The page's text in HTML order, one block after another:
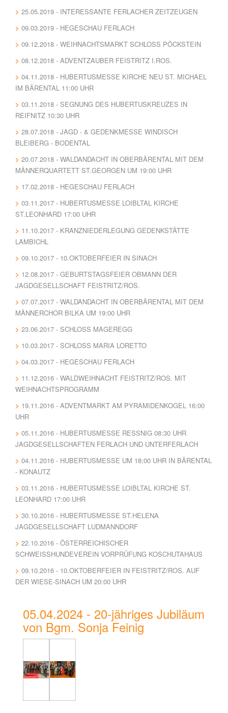
25.05.2019 - INTERESSANTE FERLACHER ZEITZEUGEN
09.03.2019 - HEGESCHAU FERLACH
09.12.2018 - WEIHNACHTSMARKT SCHLOSS PÖCKSTEIN
08.12.2018 - ADVENTZAUBER FEISTRITZ I.ROS.
04.11.2018 - HUBERTUSMESSE KIRCHE NEU ST. MICHAEL
IM BÄRENTAL 11:00 UHR
03.11.2018 - SEGNUNG DES HUBERTUSKREUZES IN
REIFNITZ 10:30 UHR
28.07.2018 - JAGD - & GEDENKMESSE WINDISCH
BLEIBERG - BODENTAL
20.07.2018 - WALDANDACHT IN OBERBÄRENTAL MIT DEM
MÄNNERQUARTETT ST.GEORGEN UM 19:00 UHR
17.02.2018 - HEGESCHAU FERLACH
03.11.2017 - HUBERTUSMESSE LOIBLTAL KIRCHE
ST.LEONHARD 17:00 UHR
11.10.2017 - KRANZNIEDERLEGUNG GEDENKSTÄTTE
LAMBICHL
09.10.2017 - 10.OKTOBERFEIER IN SINACH
12.08.2017 - GEBURTSTAGSFEIER OBMANN DER
JAGDGESELLSCHAFT FEISTRITZ/ROS.
07.07.2017 - WALDANDACHT IN OBERBÄRENTAL MIT DEM
MÄNNERCHOR BILKA UM 19:00 UHR
23.06.2017 - SCHLOSS MAGEREGG
10.03.2017 - SCHLOSS MARIA LORETTO
04.03.2017 - HEGESCHAU FERLACH
11.12.2016 - WALDWEIHNACHT FEISTRITZ/ROS. MIT
WEIHNACHTSPROGRAMM
19.11.2016 - ADVENTMARKT AM PYRAMIDENKOGEL 16:00
UHR
05.11.2016 - HUBERTUSMESSE RESSNIG 08:30 UHR J
AGDGESELLSCHAFTEN FERLACH UND UNTERFERLACH
04.11.2016 - HUBERTUSMESSE UM 18:00 UHR IN BÄRENTAL
- KONAUTZ
03.11.2016 - HUBERTUSMESSE LOIBLTAL KIRCHE ST.
LEONHARD 17:00 UHR
30.10.2016 - HUBERTUSMESSE ST.HELENA
JAGDGESELLSCHAFT LUDMANNDORF
22.10.2016 - ÖSTERREICHISCHER
SCHWEISSHUNDEVEREIN VORPRÜFUNG KOSCHUTAHAUS
09.10.2016 - 10.OKTOBERFEIER IN FEISTRITZ/ROS. AUF
DER WIESE-SINACH UM 20:00 UHR
05.04.2024 - 20-jähriges Jubiläum
von Bgm. Sonja Feinig